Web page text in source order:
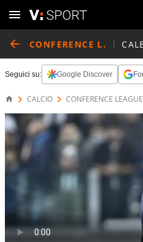
CONFERENCE L.
Seguici su: Google Discover
CALCIO CONFERENCE LEAGUE